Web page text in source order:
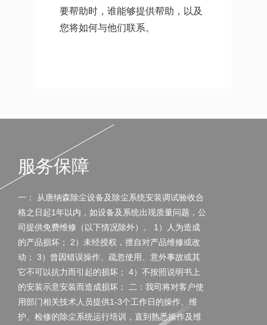
要帮助时，谁能够提供帮助，以及
您将如何与他们联系。
服务保障
一： 从唐纳森除尘设备及除尘系统安装调试验收合
格之日起1年以内，如设备及系统出现质量问题，公
司提供免费维修（以下情况除外）。 1）人为造成
的产品损坏； 2）未经授权，擅自对产品维修或改
动； 3）曾因错误操作、疏忽使用、意外事故或其
它不可以抗力而引起的损坏； 4）不按照说明书上
的安装示意安装而造成损坏； 二：我司将对客户使
用部门相关技术人员提供1-3个工作日的操作、维
护、检修的除尘系统运行培训，直到熟悉操作及维